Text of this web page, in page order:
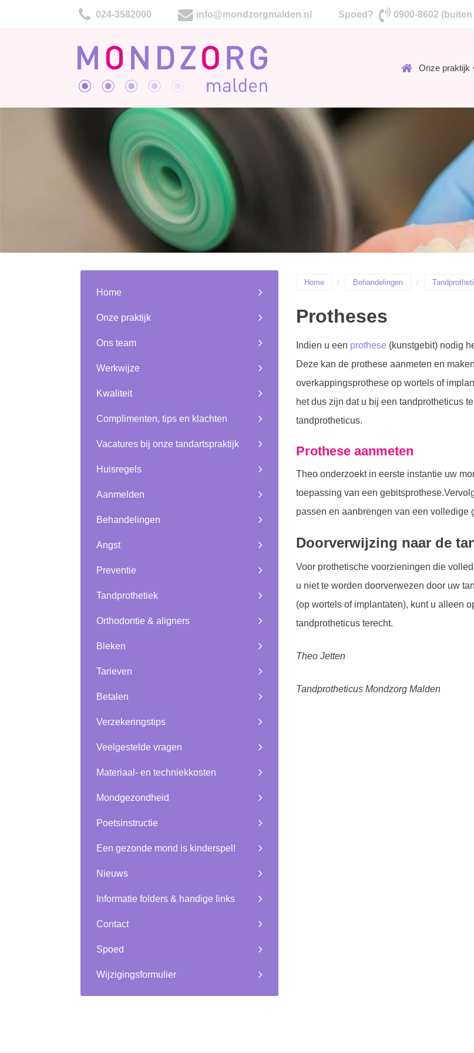
024-3582000 info@mondzorgmalden.nl Spoed? 0900-8602
Onze praktijk
Home
Onze praktijk
Ons team
Werkwijze
Kwaliteit
Complimenten, tips en klachten
Vacatures bij onze tandartspraktijk
Huisregels
Aanmelden
Behandelingen
Angst
Preventie
Tandprothetiek
Orthodontie & aligners
Bleken
Tarieven
Betalen
Verzekeringstips
Veelgestelde vragen
Materiaal- en techniekkosten
Mondgezondheid
Poetsinstructie
Een gezonde mond is kinderspel!
Nieuws
Informatie folders & handige links
Contact
Spoed
Wijzigingsformulier
Home Behandelingen
Protheses
Indien u een prothese (kunstgebit) nodig
Deze kan de prothese aanmeten en
overkappingsprothese op wortels of
het dus zijn dat u bij een tandprotheticus
tandprotheticus.
Prothese aanmeten
Theo onderzoekt in eerste instantie uw
toepassing van een
passen en aanbrengen van een volledige
Doorverwijzing naar de
Voor prothetische voorzieningen die
u niet te worden doorverwezen door uw
(op wortels of implantaten), kunt u alleen
tandprotheticus terecht.
Theo Jetten
Tandprotheticus Mondzorg Malden